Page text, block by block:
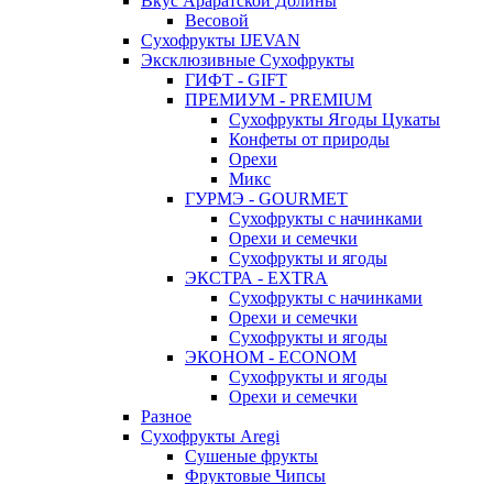
Весовой
Сухофрукты IJEVAN
Эксклюзивные Сухофрукты
ГИФТ - GIFT
ПРЕМИУМ - PREMIUM
Сухофрукты Ягоды Цукаты
Конфеты от природы
Орехи
Микс
ГУРМЭ - GOURMET
Сухофрукты с начинками
Орехи и семечки
Сухофрукты и ягоды
ЭКСТРА - EXTRA
Сухофрукты с начинками
Орехи и семечки
Сухофрукты и ягоды
ЭКОНОМ - ECONOM
Сухофрукты и ягоды
Орехи и семечки
Разное
Сухофрукты Aregi
Сушеные фрукты
Фруктовые Чипсы